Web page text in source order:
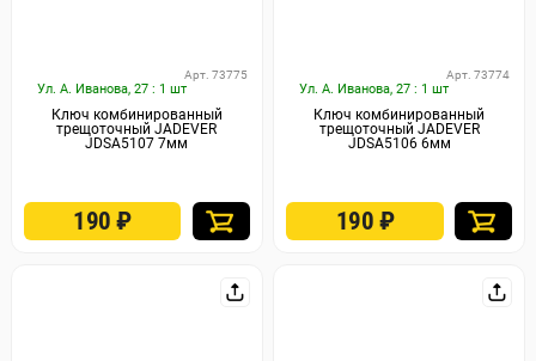
Ул. А. Иванова, 27 : 1 шт
Арт. 73775
Ключ комбинированный
трещоточный JADEVER
JDSA5107 7мм
190₽
Ул. А. Иванова, 27 : 1 шт
Арт. 73774
Ключ комбинированный
трещоточный JADEVER
JDSA5106 6мм
190 ₽